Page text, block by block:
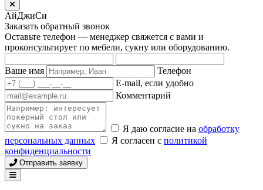
АйДжиСи
Заказать обратный звонок
Оставьте телефон — менеджер свяжется с вами и
проконсультирует по мебели, сукну или оборудованию.
Ваше имя
Телефон
E-mail, если удобно
Комментарий
Я даю согласие на обработку
персональных данных
Я согласен с политикой
конфиденциальности
Отправить заявку